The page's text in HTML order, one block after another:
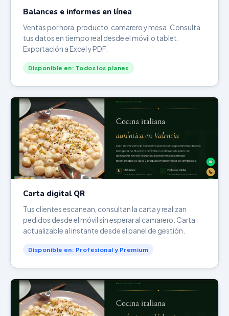
Balances e informes en línea
Ventas por hora, producto, camarero y mesa. Consulta
tus datos en tiempo real desde el móvil o tablet.
Exportación a Excel y PDF.
Disponible en: Todos los planes
Carta digital QR
Tus clientes escanean, consultan la carta y realizan
pedidos desde el móvil sin esperar al camarero. Carta
actualizable al instante desde el panel de gestión.
Disponible en: Profesional y Premium